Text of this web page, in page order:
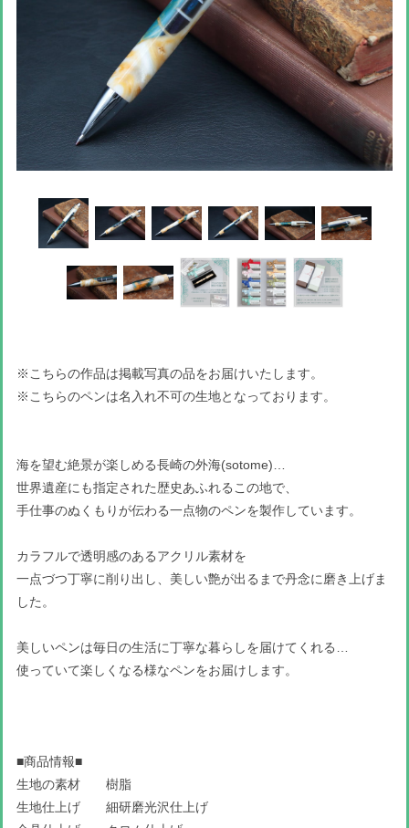
※こちらの作品は掲載写真の品をお届けいたします。
※こちらのペンは名入れ不可の生地となっております。
海を望む絶景が楽しめる長崎の外海(sotome)…
世界遺産にも指定された歴史あふれるこの地で、
手仕事のぬくもりが伝わる一点物のペンを製作しています。
カラフルで透明感のあるアクリル素材を
一点づつ丁寧に削り出し、美しい艶が出るまで丹念に磨き上げま
した。
美しいペンは毎日の生活に丁寧な暮らしを届けてくれる…
使っていて楽しくなる様なペンをお届けします。
■商品情報■
生地の素材 樹脂
生地仕上げ 細研磨光沢仕上げ